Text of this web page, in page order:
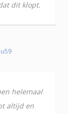
dit klopt.
helemaal
altijd en